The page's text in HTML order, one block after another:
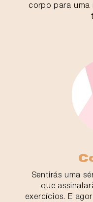
corpo para uma
Sentirás uma
que
exercícios. E